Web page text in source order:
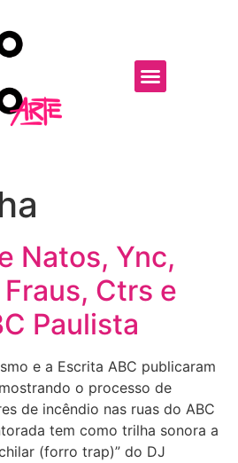
Natos, Ync,
Ctrs e
Paulista
e a Escrita ABC publicaram
o processo de
de incêndio nas ruas do ABC
tem como trilha sonora a
(forro trap)” do DJ